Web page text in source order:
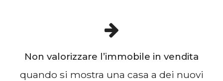
Non valorizzare l’immobile in vendita
quando si mostra una casa a dei nuovi